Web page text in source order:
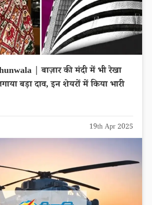
| बाज़ार की मंदी में भी रेखा
बड़ा दाव, इन शेयरों में किया भारी
19th Apr 2025